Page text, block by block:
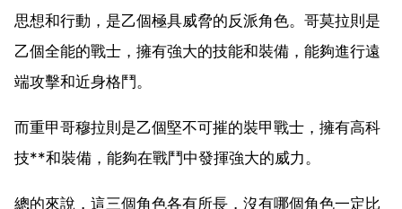
思想和行動，是乙個極具威脅的反派角色。哥莫拉則是
乙個全能的戰士，擁有強大的技能和裝備，能夠進行遠
端攻擊和近身格鬥。
而重甲哥穆拉則是乙個堅不可摧的裝甲戰士，擁有高科
技**和裝備，能夠在戰鬥中發揮強大的威力。
總的來說，這三個角色各有所長，沒有哪個角色一定比